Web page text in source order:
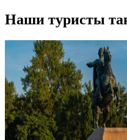
Наши туристы